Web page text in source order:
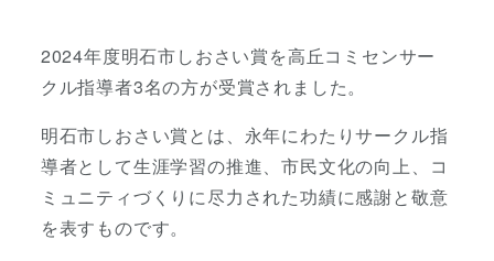
2024年度明石市しおさい賞を高丘コミセンサー
クル指導者3名の方が受賞されました。
明石市しおさい賞とは、永年にわたりサークル指
導者として生涯学習の推進、市民文化の向上、コ
ミュニティづくりに尽力された功績に感謝と敬意
を表すものです。